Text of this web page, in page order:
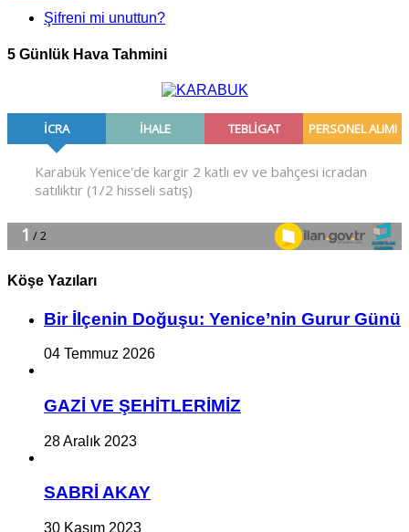
Şifreni mi unuttun?
5 Günlük Hava Tahmini
Köşe Yazıları
Bir İlçe­nin Do­ğu­şu: Ye­ni­ce’nin Gurur Günü
04 Temmuz 2026
GAZİ VE ŞEHİTLERİMİZ
28 Aralık 2023
SABRİ AKAY
30 Kasım 2023